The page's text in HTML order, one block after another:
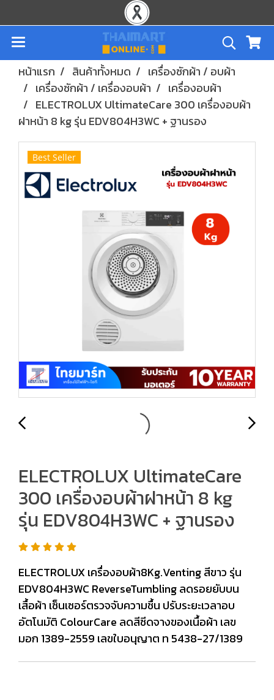
หน้าแรก สินค้าทั้งหมด
เครื่องซักผ้า / อบผ้า
เครื่องซักผ้า / เครื่องอบผ้า
เครื่องอบผ้า
ELECTROLUX UltimateCare 300 เครื่องอบผ้า
ฝาหน้า 8 kg รุ่น EDV804H3WC + ฐานรอง
Best Seller
ELECTROLUX UltimateCare
300 เครื่องอบผ้าฝาหน้า 8 kg
รุ่น EDV804H3WC + ฐานรอง
ELECTROLUX เครื่องอบผ้า8Kg.Venting สีขาว รุ่น
EDV804H3WC ReverseTumbling ลดรอยยับบน
เสื้อผ้า เซ็นเซอร์ตรวจจับความชื้น ปรับระยะเวลาอบ
อัตโนมัติ ColourCare ลดสีซีดจางของเนื้อผ้า เลข
มอก 1389-2559 เลขใบอนุญาต ท 5438-27/1389